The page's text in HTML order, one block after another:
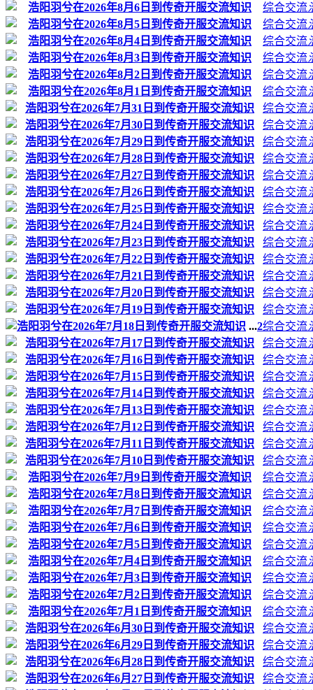
浩阳羽兮在2026年8月6日到传奇开服交流知识
综合交流
浩阳羽兮在2026年8月5日到传奇开服交流知识
综合交流
浩阳羽兮在2026年8月4日到传奇开服交流知识
综合交流
浩阳羽兮在2026年8月3日到传奇开服交流知识
综合交流
浩阳羽兮在2026年8月2日到传奇开服交流知识
综合交流
浩阳羽兮在2026年8月1日到传奇开服交流知识
综合交流
浩阳羽兮在2026年7月31日到传奇开服交流知识
综合交流
浩阳羽兮在2026年7月30日到传奇开服交流知识
综合交流
浩阳羽兮在2026年7月29日到传奇开服交流知识
综合交流
浩阳羽兮在2026年7月28日到传奇开服交流知识
综合交流
浩阳羽兮在2026年7月27日到传奇开服交流知识
综合交流
浩阳羽兮在2026年7月26日到传奇开服交流知识
综合交流
浩阳羽兮在2026年7月25日到传奇开服交流知识
综合交流
浩阳羽兮在2026年7月24日到传奇开服交流知识
综合交流
浩阳羽兮在2026年7月23日到传奇开服交流知识
综合交流
浩阳羽兮在2026年7月22日到传奇开服交流知识
综合交流
浩阳羽兮在2026年7月21日到传奇开服交流知识
综合交流
浩阳羽兮在2026年7月20日到传奇开服交流知识
综合交流
浩阳羽兮在2026年7月19日到传奇开服交流知识
综合交流
浩阳羽兮在2026年7月18日到传奇开服交流知识 ...2综合交流
浩阳羽兮在2026年7月17日到传奇开服交流知识
综合交流
浩阳羽兮在2026年7月16日到传奇开服交流知识
综合交流
浩阳羽兮在2026年7月15日到传奇开服交流知识
综合交流
浩阳羽兮在2026年7月14日到传奇开服交流知识
综合交流
浩阳羽兮在2026年7月13日到传奇开服交流知识
综合交流
浩阳羽兮在2026年7月12日到传奇开服交流知识
综合交流
浩阳羽兮在2026年7月11日到传奇开服交流知识
综合交流
浩阳羽兮在2026年7月10日到传奇开服交流知识
综合交流
浩阳羽兮在2026年7月9日到传奇开服交流知识
综合交流
浩阳羽兮在2026年7月8日到传奇开服交流知识
综合交流
浩阳羽兮在2026年7月7日到传奇开服交流知识
综合交流
浩阳羽兮在2026年7月6日到传奇开服交流知识
综合交流
浩阳羽兮在2026年7月5日到传奇开服交流知识
综合交流
浩阳羽兮在2026年7月4日到传奇开服交流知识
综合交流
浩阳羽兮在2026年7月3日到传奇开服交流知识
综合交流
浩阳羽兮在2026年7月2日到传奇开服交流知识
综合交流
浩阳羽兮在2026年7月1日到传奇开服交流知识
综合交流
浩阳羽兮在2026年6月30日到传奇开服交流知识
综合交流
浩阳羽兮在2026年6月29日到传奇开服交流知识
综合交流
浩阳羽兮在2026年6月28日到传奇开服交流知识
综合交流
浩阳羽兮在2026年6月27日到传奇开服交流知识
综合交流